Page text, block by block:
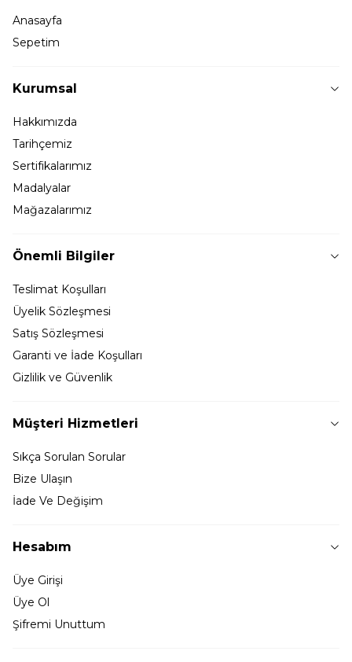
Anasayfa
Sepetim
Kurumsal
Hakkımızda
Tarihçemiz
Sertifikalarımız
Madalyalar
Mağazalarımız
Önemli Bilgiler
Teslimat Koşulları
Üyelik Sözleşmesi
Satış Sözleşmesi
Garanti ve İade Koşulları
Gizlilik ve Güvenlik
Müşteri Hizmetleri
Sıkça Sorulan Sorular
Bize Ulaşın
İade Ve Değişim
Hesabım
Üye Girişi
Üye Ol
Şifremi Unuttum